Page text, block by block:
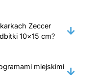
Zeccer
10×15 cm?
miejskimi